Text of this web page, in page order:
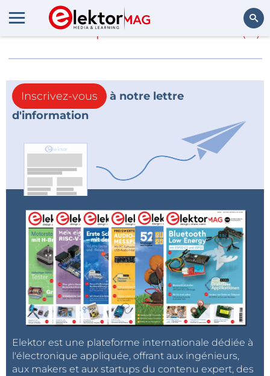
En savoir plus sur (0)
Inscrivez-vous
à notre lettre
d'information
Elektor est une plateforme internationale dédiée à
l'électronique appliquée, offrant aux ingénieurs,
aux makers et aux startups du contenu expert, des